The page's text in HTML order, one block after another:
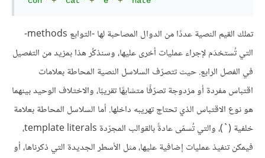
تملك القيم النصية عددًا من الدوال المصاحبة لها -التوابع methods-
التي تُستخدَم لإجراء عمليات أخرى عليها، وسنذكُر هذا بمزيد من التفصيل
في الفصل الرابع. حيث تتصرّف السلاسل النصية المحاطة بعلامات
اقتباس مفردة أو مزدوجة تصرّفًا متشابهًا تقريبًا، والاختلاف الوحيد بينهما
هو نوع الاقتباس الذي تحتاج تهريبه داخلها. أما السلاسل المحاطة بعلامة
خلفية (`)، والتي تُسمّى عادةً بالقوالب المجرّدة template literals،
فيمكن تنفيذ عمليات إضافية عليها، مثل الأسطر الجديدة التي ذكرناها، أو